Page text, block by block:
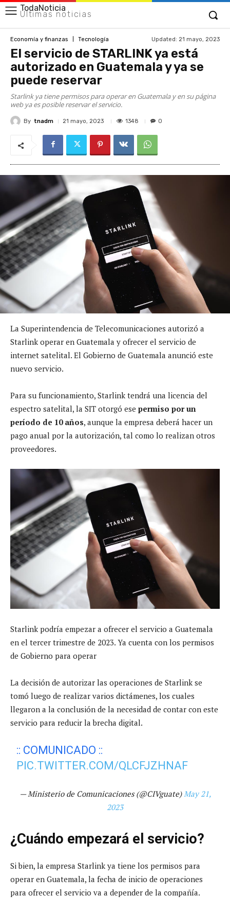
TodaNoticia
Últimas noticias
Economía y finanzas Tecnología Updated: 21 mayo, 2023
El servicio de STARLINK ya está
autorizado en Guatemala y ya se
puede reservar
Starlink ya tiene permisos para operar en Guatemala y en su página
web ya es posible reservar el servicio.
By tnadm 21 mayo, 2023 1348 0
La Superintendencia de Telecomunicaciones autorizó a
Starlink operar en Guatemala y ofrecer el servicio de
internet satelital. El Gobierno de Guatemala anunció este
nuevo servicio.
Para su funcionamiento, Starlink tendrá una licencia del
espectro satelital, la SIT otorgó ese permiso por un
período de 10 años, aunque la empresa deberá hacer un
pago anual por la autorización, tal como lo realizan otros
proveedores.
Starlink podría empezar a ofrecer el servicio a Guatemala
en el tercer trimestre de 2023. Ya cuenta con los permisos
de Gobierno para operar
La decisión de autorizar las operaciones de Starlink se
tomó luego de realizar varios dictámenes, los cuales
llegaron a la conclusión de la necesidad de contar con este
servicio para reducir la brecha digital.
:: COMUNICADO ::
PIC.TWITTER.COM/QLCFJZHNAF
— Ministerio de Comunicaciones (@CIVguate)May 21,
2023
¿Cuándo empezará el servicio?
Si bien, la empresa Starlink ya tiene los permisos para
operar en Guatemala, la fecha de inicio de operaciones
para ofrecer el servicio va a depender de la compañía.